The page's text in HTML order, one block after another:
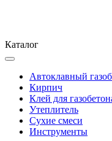
Каталог
Автоклавный
Кирпич
Клей для
Утеплитель
Сухие смеси
Инструменты